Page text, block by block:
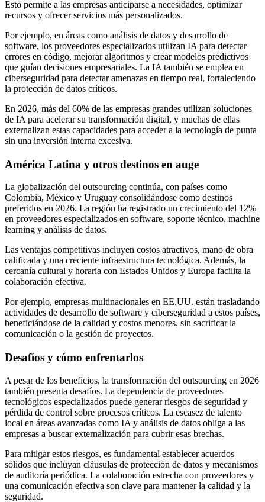
Esto permite a las empresas anticiparse a necesidades, optimizar
recursos y ofrecer servicios más personalizados.
Por ejemplo, en áreas como análisis de datos y desarrollo de
software, los proveedores especializados utilizan IA para detectar
errores en código, mejorar algoritmos y crear modelos predictivos
que guían decisiones empresariales. La IA también se emplea en
ciberseguridad para detectar amenazas en tiempo real, fortaleciendo
la protección de datos críticos.
En 2026, más del 60% de las empresas grandes utilizan soluciones
de IA para acelerar su transformación digital, y muchas de ellas
externalizan estas capacidades para acceder a la tecnología de punta
sin una inversión interna excesiva.
América Latina y otros destinos en auge
La globalización del outsourcing continúa, con países como
Colombia, México y Uruguay consolidándose como destinos
preferidos en 2026. La región ha registrado un crecimiento del 12%
en proveedores especializados en software, soporte técnico, machine
learning y análisis de datos.
Las ventajas competitivas incluyen costos atractivos, mano de obra
calificada y una creciente infraestructura tecnológica. Además, la
cercanía cultural y horaria con Estados Unidos y Europa facilita la
colaboración efectiva.
Por ejemplo, empresas multinacionales en EE.UU. están trasladando
actividades de desarrollo de software y ciberseguridad a estos países,
beneficiándose de la calidad y costos menores, sin sacrificar la
comunicación o la gestión de proyectos.
Desafíos y cómo enfrentarlos
A pesar de los beneficios, la transformación del outsourcing en 2026
también presenta desafíos. La dependencia de proveedores
tecnológicos especializados puede generar riesgos de seguridad y
pérdida de control sobre procesos críticos. La escasez de talento
local en áreas avanzadas como IA y análisis de datos obliga a las
empresas a buscar externalización para cubrir esas brechas.
Para mitigar estos riesgos, es fundamental establecer acuerdos
sólidos que incluyan cláusulas de protección de datos y mecanismos
de auditoría periódica. La colaboración estrecha con proveedores y
una comunicación efectiva son clave para mantener la calidad y la
seguridad.